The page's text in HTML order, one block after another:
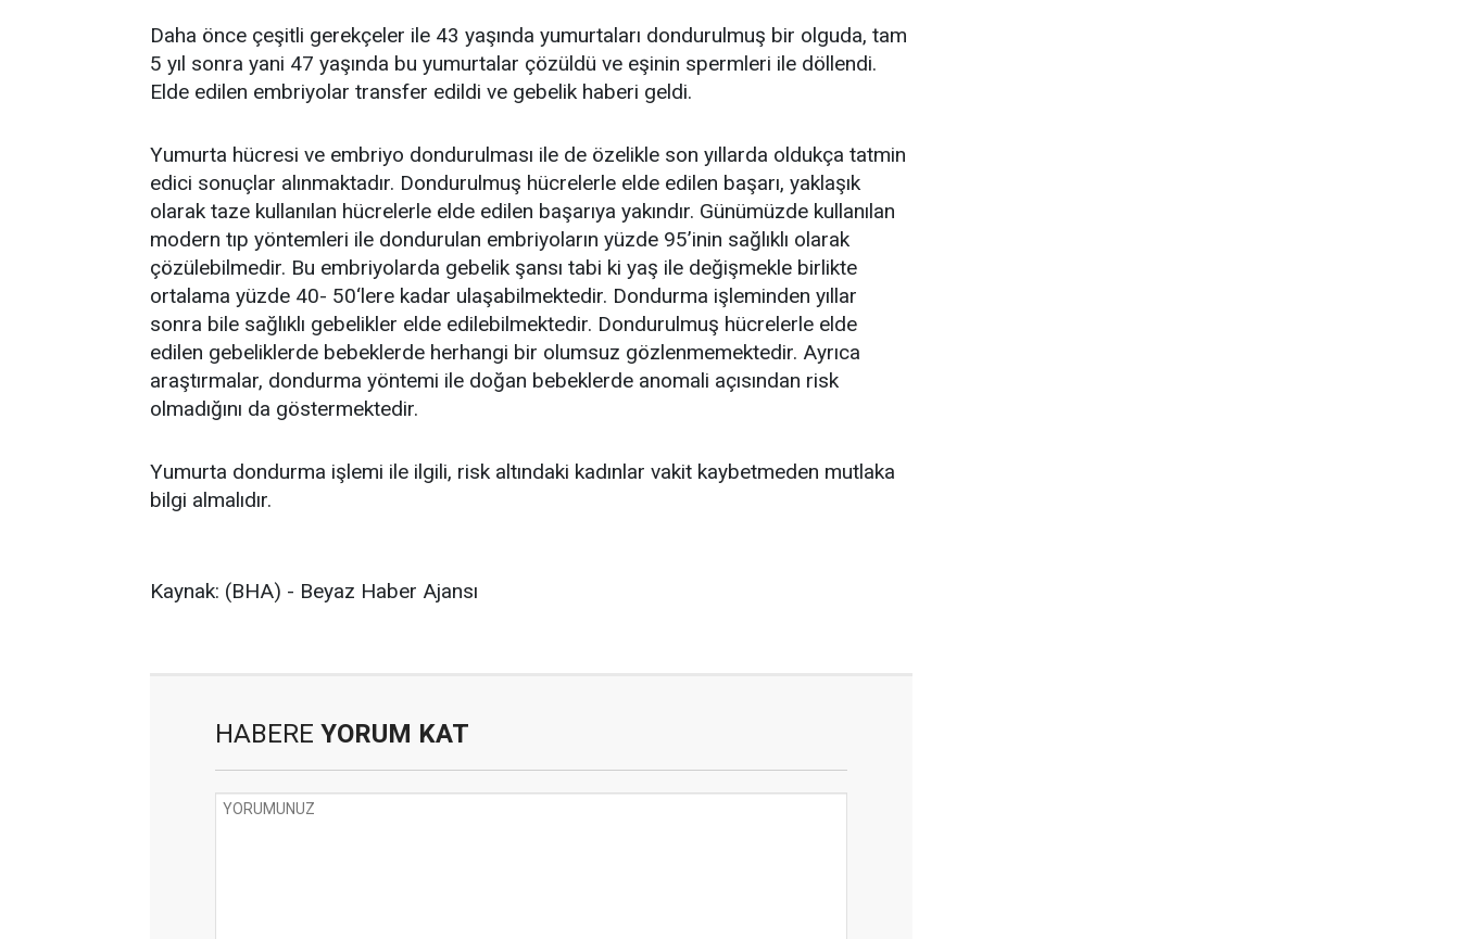
Daha önce çeşitli gerekçeler ile 43 yaşında yumurtaları dondurulmuş bir olguda, tam
5 yıl sonra yani 47 yaşında bu yumurtalar çözüldü ve eşinin spermleri ile döllendi.
Elde edilen embriyolar transfer edildi ve gebelik haberi geldi.
Yumurta hücresi ve embriyo dondurulması ile de özelikle son yıllarda oldukça tatmin
edici sonuçlar alınmaktadır. Dondurulmuş hücrelerle elde edilen başarı, yaklaşık
olarak taze kullanılan hücrelerle elde edilen başarıya yakındır. Günümüzde kullanılan
modern tıp yöntemleri ile dondurulan embriyoların yüzde 95’inin sağlıklı olarak
çözülebilmedir. Bu embriyolarda gebelik şansı tabi ki yaş ile değişmekle birlikte
ortalama yüzde 40- 50‘lere kadar ulaşabilmektedir. Dondurma işleminden yıllar
sonra bile sağlıklı gebelikler elde edilebilmektedir. Dondurulmuş hücrelerle elde
edilen gebeliklerde bebeklerde herhangi bir olumsuz gözlenmemektedir. Ayrıca
araştırmalar, dondurma yöntemi ile doğan bebeklerde anomali açısından risk
olmadığını da göstermektedir.
Yumurta dondurma işlemi ile ilgili, risk altındaki kadınlar vakit kaybetmeden mutlaka
bilgi almalıdır.
Kaynak: (BHA) - Beyaz Haber Ajansı
HABERE YORUM KAT